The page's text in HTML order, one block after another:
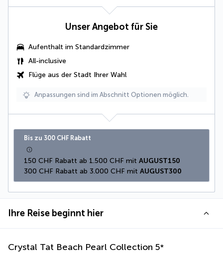
Unser Angebot für Sie
Aufenthalt im Standardzimmer
All-inclusive
Flüge aus der Stadt Ihrer Wahl
Anpassungen sind im Abschnitt Optionen möglich.
Bis zu 300 CHF Rabatt
150 CHF Rabatt ab 1.500 CHF mit AUGUST150
300 CHF Rabatt ab 3.000 CHF mit AUGUST300
Ihre Reise beginnt hier
Crystal Tat Beach Pearl Collection 5*